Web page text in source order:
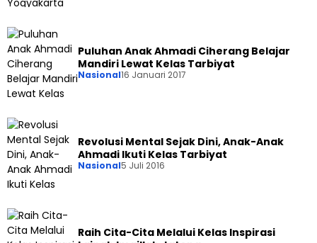
Puluhan Anak Ahmadi Ciherang Belajar
Mandiri Lewat Kelas Tarbiyat
Nasional16 Januari 2017
Revolusi Mental Sejak Dini, Anak-Anak
Ahmadi Ikuti Kelas Tarbiyat
Nasional5 Juli 2016
Raih Cita-Cita Melalui Kelas Inspirasi